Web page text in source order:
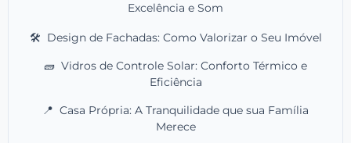
Excelência e Som
🛠️ Design de Fachadas: Como Valorizar o Seu Imóvel
🧱 Vidros de Controle Solar: Conforto Térmico e
Eficiência
📍 Casa Própria: A Tranquilidade que sua Família
Merece